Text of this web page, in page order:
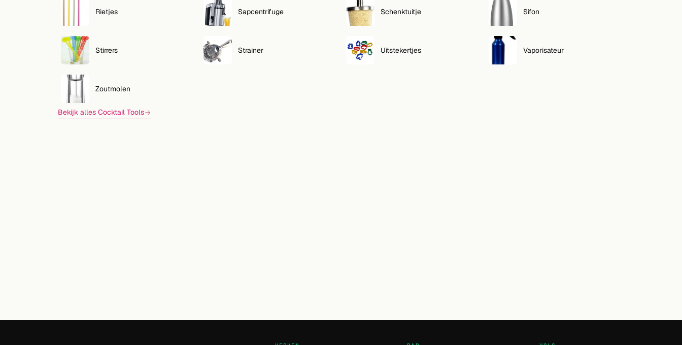
Rietjes Sapcentrifuge Schenktuitje Sifon
Stirrers Strainer Uitstekertjes Vaporisateur
Zoutmolen
Bekijk alles Cocktail Tools